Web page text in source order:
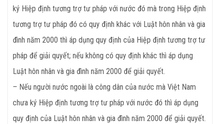
ký Hiệp định tương trợ tư pháp với nước đó mà trong Hiệp định
tương trợ tư pháp đó có quy định khác với Luật hôn nhân và gia
đình năm 2000 thì áp dụng quy định của Hiệp định tương trợ tư
pháp để giải quyết; nếu không có quy định khác thì áp dụng
Luật hôn nhân và gia đình năm 2000 để giải quyết.
– Nếu người nước ngoài là công dân của nước mà Việt Nam
chưa ký Hiệp định tương trợ tư pháp với nước đó thì áp dụng
quy định của Luật hôn nhân và gia đình năm 2000 để giải quyết.